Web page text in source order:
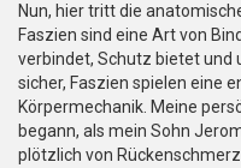
Nun, hier tritt die
Faszien sind eine Art von
verbindet, Schutz bietet und
sicher, Faszien spielen eine
Körpermechanik. Meine
begann, als mein Sohn
plötzlich von